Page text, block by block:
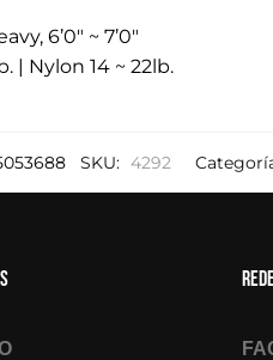
6’0" ~ 7’0"
| Nylon 14 ~ 22lb.
SKU: 4292